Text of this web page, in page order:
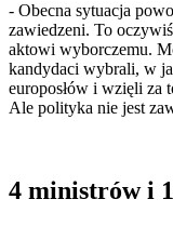
- Obecna sytuacja
zawiedzeni. To
aktowi wyborczemu.
kandydaci wybrali, w
europosłów i wzięli za
Ale polityka nie jest
4 ministrów i